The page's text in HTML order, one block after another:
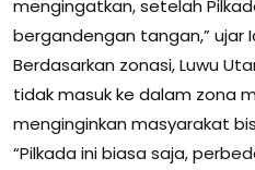
mengingatkan, setelah
bergandengan tangan,” ujar
Berdasarkan zonasi, Luwu
tidak masuk ke dalam zona
menginginkan masyarakat
“Pilkada ini biasa saja,